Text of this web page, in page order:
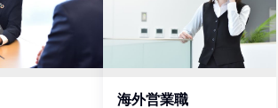
海外営業職